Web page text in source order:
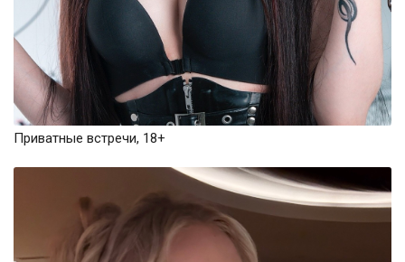
Приватные встречи, 18+